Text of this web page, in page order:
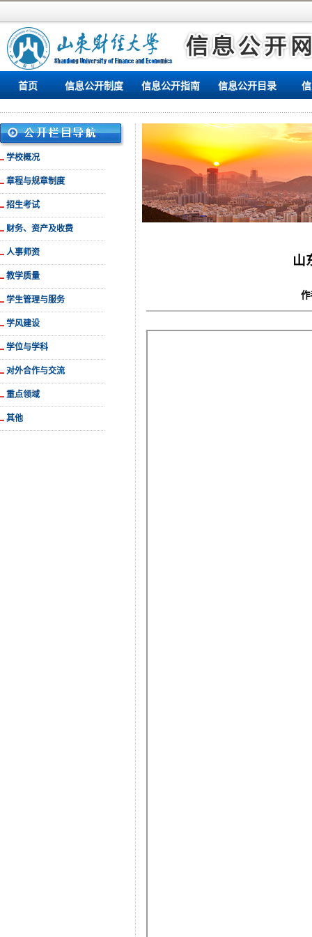
首页 信息公开制度 信息公开指南 信息公开目录
学校概况
章程与规章制度
招生考试
财务、资产及收费
人事师资
教学质量
学生管理与服务
学风建设
学位与学科
对外合作与交流
重点领域
其他
山
作